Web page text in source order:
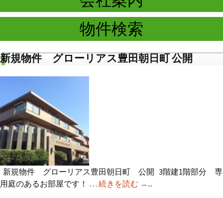
物件検索
新規物件 グローリアス豊田朝日町 公開
新規物件 グローリアス豊田朝日町 公開 3階建1階部分 専
用庭のあるお部屋です！ … 続きを読む 新規物件 グローリア
→...